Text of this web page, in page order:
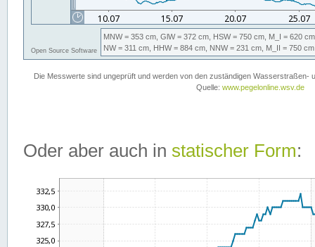
Oder aber auch in statischer Form: